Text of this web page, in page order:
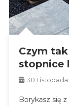
Czym
stopnice
30 Listopada
Borykasz się